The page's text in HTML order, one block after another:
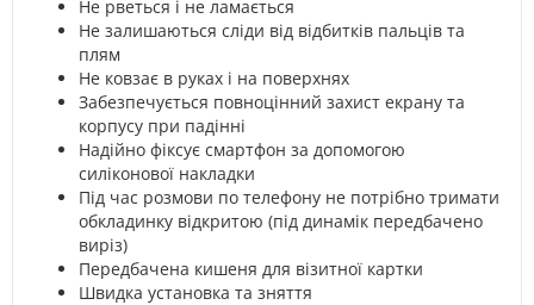
Не рветься і не ламається
Не залишаються сліди від відбитків пальців та
плям
Не ковзає в руках і на поверхнях
Забезпечується повноцінний захист екрану та
корпусу при падінні
Надійно фіксує смартфон за допомогою
силіконової накладки
Під час розмови по телефону не потрібно тримати
обкладинку відкритою (під динамік передбачено
виріз)
Передбачена кишеня для візитної картки
Швидка установка та зняття